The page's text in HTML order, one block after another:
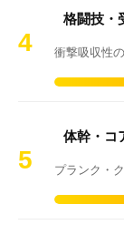
4
格闘技・
衝撃吸収性
5
体幹・コ
プランク・